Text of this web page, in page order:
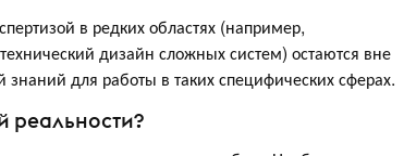
в редких областях (например,
дизайн сложных систем) остаются вне
для работы в таких специфических сферах.
реальности?